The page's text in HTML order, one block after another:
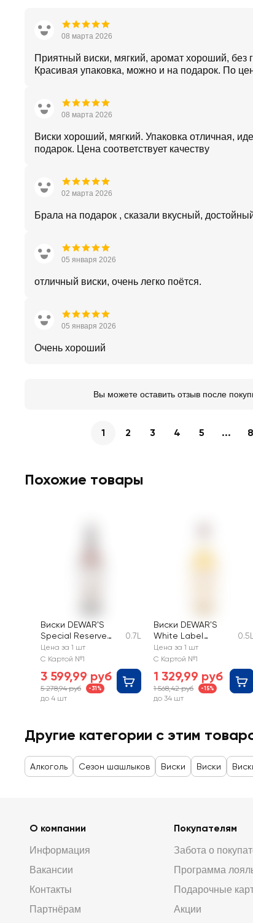
08 марта 2026
Приятный виски, мягкий, аромат хороший, без
Красивая упаковка, можно и на подарок. По
08 марта 2026
Виски хороший, мягкий. Упаковка отличная,
подарок. Цена соответствует качеству
02 марта 2026
Брала на подарок , сказали вкусный,
05 января 2026
отличный виски, очень легко поётся.
05 января 2026
Очень хороший
Вы можете оставить отзыв после
1 2 3 4 5 ... 8
Похожие товары
Виски DEWAR'S
Special Reserve
шотландский
купажированный 12
0.7L
Цена за 1 шт
С Картой №1
3 599,99 руб
5 278,94 руб -31%
до 4 шт
Виски DEWAR'S
White Label
шотландский
купажированный
0.5L
Цена за 1 шт
С Картой №1
1 329,99 руб
1 568,42 руб -15%
до 34 шт
Другие категории с этим
Алкоголь Сезон шашлыков Виски Виски
О компании
Информация
Вакансии
Контакты
Партнёрам
Покупателям
Забота о
Программа
Подарочные
Акции